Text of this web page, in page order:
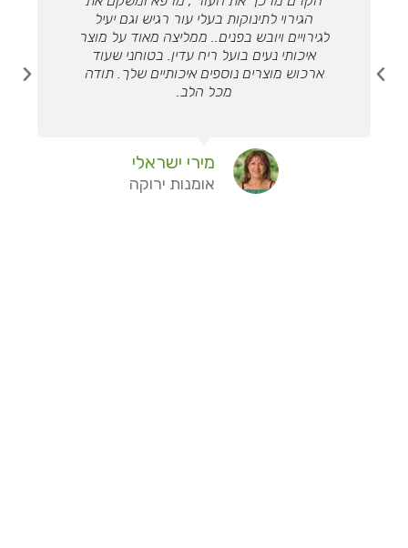
הגירוי לתינוקות בעלי עור רגיש וגם יעיל
לגירויים ויובש בפנים.. ממליצה מאוד על מוצר
איכותי נעים בועל ריח עדין. בטוחני שעוד
ארכוש מוצרים נוספים איכותיים שלך. תודה
מכל הלב.
מירי ישראלי
אומנות ירוקה
הבא